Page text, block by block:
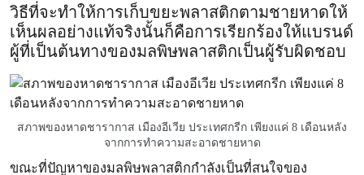
วิธีที่จะทำให้การเก็บขยะพลาสติกตามชายหาดให้
เห็นผลอย่างแท้จริงนั้นก็คือการเรียกร้องให้แบรนด์
ผู้ที่เป็นต้นทางของมลพิษพลาสติกเป็นผู้รับผิดชอบ
สภาพของหาดชารากาส เมืองอีเวีย ประเทศกรีก เพียงแค่ 8 เดือนหลัง
จากการทำความสะอาดชายหาด
ขณะที่ปัญหาของมลพิษพลาสติกกำลังเป็นที่สนใจของ